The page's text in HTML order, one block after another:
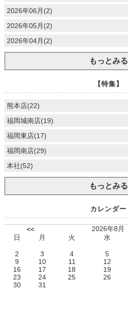
2026年06月(2)
2026年05月(2)
2026年04月(2)
もっとみる
【特集】
熊本店(22)
福岡城南店(19)
福岡東店(17)
福岡南店(29)
本社(52)
もっとみる
カレンダー
<<
2026年8月
日
月 火 水
2
3 4 5
9
10 11 12
16
17 18 19
23
24 25 26
30
31